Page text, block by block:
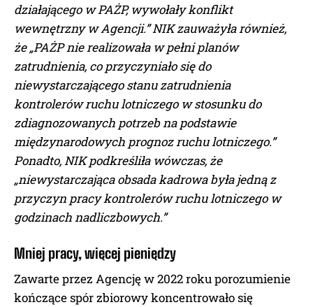
działającego w PAŻP, wywołały konflikt
wewnętrzny w Agencji.” NIK zauważyła również,
że „PAŻP nie realizowała w pełni planów
zatrudnienia, co przyczyniało się do
niewystarczającego stanu zatrudnienia
kontrolerów ruchu lotniczego w stosunku do
zdiagnozowanych potrzeb na podstawie
międzynarodowych prognoz ruchu lotniczego.”
Ponadto, NIK podkreśliła wówczas, że
„niewystarczająca obsada kadrowa była jedną z
przyczyn pracy kontrolerów ruchu lotniczego w
godzinach nadliczbowych.”
Mniej pracy, więcej pieniędzy
Zawarte przez Agencję w 2022 roku porozumienie
kończące spór zbiorowy koncentrowało się